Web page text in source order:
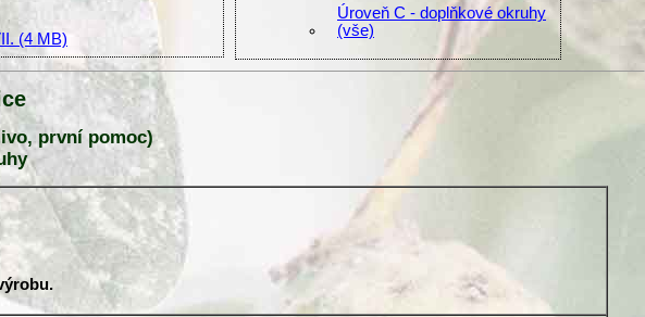
(4 MB)
Úroveň C - doplňkové okruhy
(vše)
první pomoc)